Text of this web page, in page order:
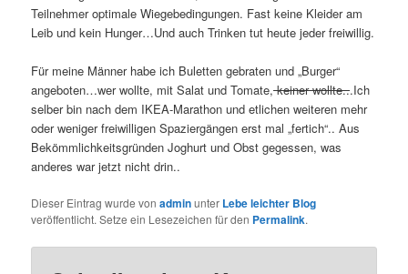
Teilnehmer optimale Wiegebedingungen. Fast keine Kleider am
Leib und kein Hunger…Und auch Trinken tut heute jeder freiwillig.
Für meine Männer habe ich Buletten gebraten und „Burger“
angeboten…wer wollte, mit Salat und Tomate,keiner wollte...Ich
selber bin nach dem IKEA-Marathon und etlichen weiteren mehr
oder weniger freiwilligen Spaziergängen erst mal „fertich“.. Aus
Bekömmlichkeitsgründen Joghurt und Obst gegessen, was
anderes war jetzt nicht drin..
Dieser Eintrag wurde vonadminunter Lebe leichter Blog
veröffentlicht. Setze ein Lesezeichen für den Permalink.